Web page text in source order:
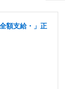
額支給・」正